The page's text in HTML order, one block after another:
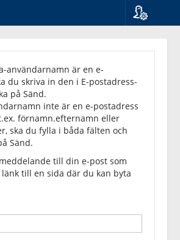
användarnamn är en e-
du skriva in den i E-postadress-
på Sänd.
inte är en e-postadress
förnamn.efternamn eller
ska du fylla i båda fälten och
Sänd.
till din e-post som
till en sida där du kan byta